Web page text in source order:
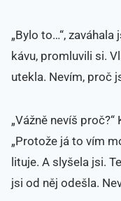
„Bylo to…“, zaváhala
kávu, promluvili si.
utekla. Nevím, proč
„Vážně nevíš
„Protože já to vím
lituje. A slyšela jsi.
jsi od něj odešla.